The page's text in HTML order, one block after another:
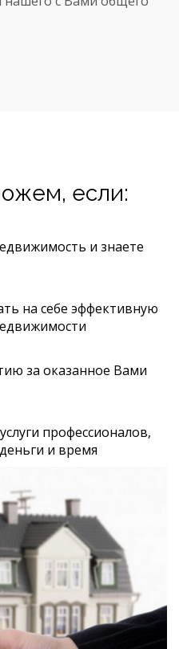
если:
и знаете
на себе эффективную
за оказанное Вами
профессионалов,
и время